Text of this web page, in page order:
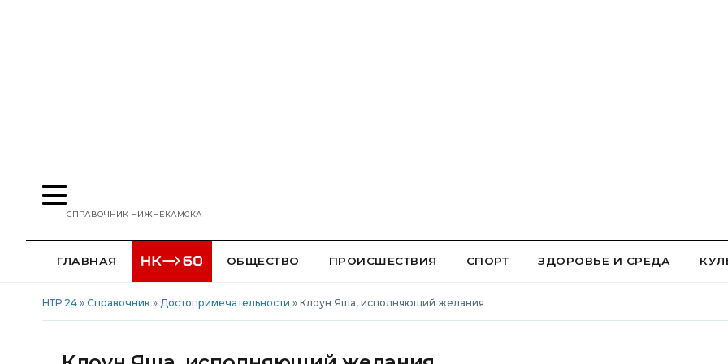
СПРАВОЧНИК НИЖНЕКАМСКА
ГЛАВНАЯ ОБЩЕСТВО ПРОИСШЕСТВИЯ СПОРТ ЗДОРОВЬЕ И СРЕДА
НТР 24 » Справочник » Достопримечательности » Клоун Яша, исполняющий желания